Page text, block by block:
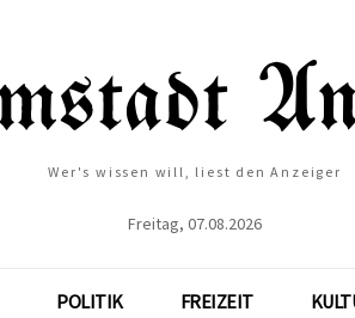
Wer's wissen will, liest den Anzeiger
Freitag, 07.08.2026
POLITIK FREIZEIT